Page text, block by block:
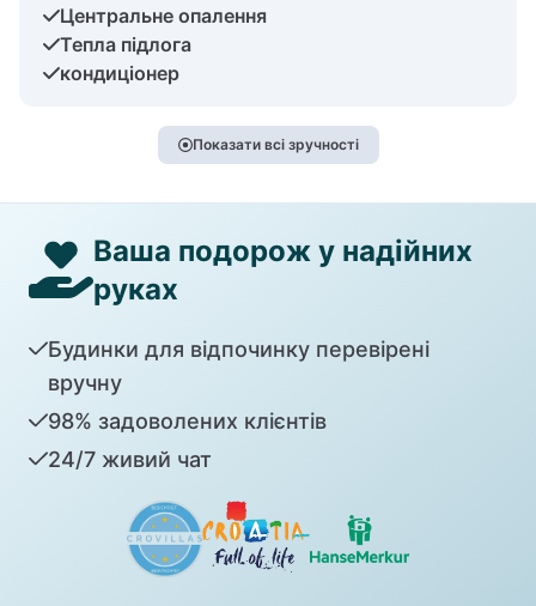
Центральне опалення
Тепла підлога
кондиціонер
Показати всі зручності
Ваша подорож у надійних
руках
Будинки для відпочинку перевірені
вручну
98% задоволених клієнтів
24/7 живий чат